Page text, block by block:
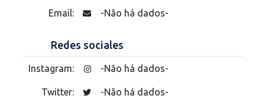
Email: -Não há dados-
Redes sociales
Instagram: -Não há dados-
Twitter: -Não há dados-